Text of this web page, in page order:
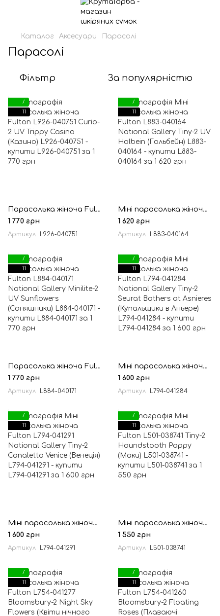
Каталог Аксесуари Парасолі
Парасолі
Фільтр За популярністю
7
11
Парасолька жіноча Fulton L926-040751 Curio-2 UV Trippy Casino (Казино)
1 770 грн
Артикул L926-040751
7
11
Міні парасолька жіноча Fulton L883-040164 National Gallery Tiny-2 UV Holbein (Гольбейн)
1 620 грн
Артикул L883-040164
7
11
Парасолька жіноча Fulton L884-040171 National Gallery Minilite-2 UV Sunflowers (Соняшники)
1 770 грн
Артикул L884-040171
7
11
Міні парасолька жіноча Fulton L794-041284 National Gallery Tiny-2 Seurat Bathers at Asnieres (Купальщики в Аньере)
1 600 грн
Артикул L794-041284
7
11
Міні парасолька жіноча Fulton L794-041291 National Gallery Tiny-2 Canaletto Venice (Венеція)
1 600 грн
Артикул L794-041291
7
11
Міні парасолька жіноча Fulton L501-038741 Tiny-2 Houndstooth Poppy (Маки)
1 550 грн
Артикул L501-038741
7
11
7
11